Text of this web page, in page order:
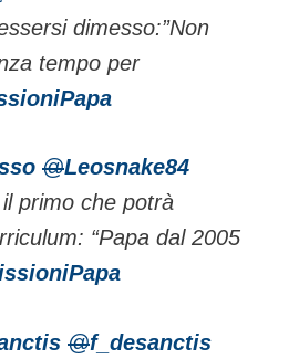
dimesso:”Non
tempo per
@Leosnake84
primo che potrà
“Papa dal 2005
@f_desanctis